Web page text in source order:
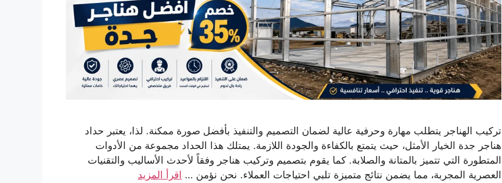
تركيب الهناجر يتطلب مهارة وحرفية عالية لضمان التصميم والتنفيذ بأفضل صورة ممكنة. لذا، يعتبر حداد
هناجر جدة الخيار الأمثل، حيث يتمتع بالكفاءة والجودة اللازمة. يمتلك هذا الحداد مجموعة من الأدوات
المتطورة التي تتميز بالمتانة والصلابة. كما يقوم بتصميم وتركيب هناجر وفقاً لأحدث الأساليب والتقنيات
العصرية المجربة، مما يضمن نتائج متميزة تلبي احتياجات العملاء. نحن نؤمن … اقرأ المزيد